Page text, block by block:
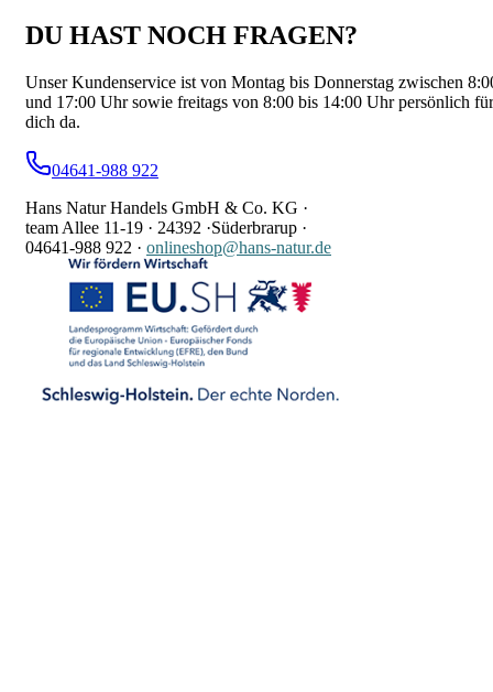
DU HAST NOCH FRAGEN?
Unser Kundenservice ist von Montag bis Donnerstag zwischen
und 17:00 Uhr sowie freitags von 8:00 bis 14:00 Uhr persönlich für
dich da.
04641-988 922
Hans Natur Handels GmbH & Co. KG ·
team Allee 11-19 · 24392 ·Süderbrarup ·
04641-988 922 · onlineshop@hans-natur.de